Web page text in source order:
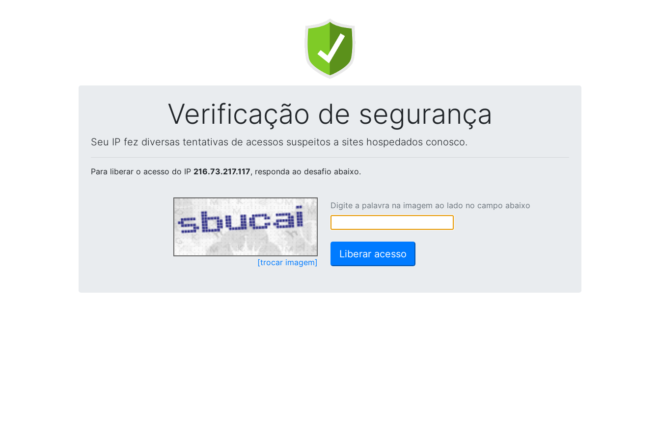
Verificação de segurança
Seu IP fez diversas tentativas de acessos suspeitos a sites hospedados conosco.
Para liberar o acesso do IP 216.73.217.117, responda ao desafio abaixo.
[trocar imagem]
Digite a palavra na imagem ao lado no campo abaixo